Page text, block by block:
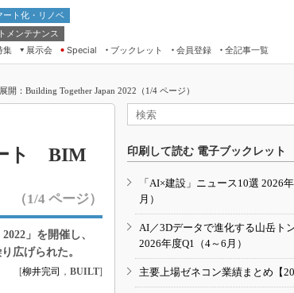
ート化・リノベ
メンテナンス
集
展示会
Special ブックレット 会員登録 全記事一覧
：Building Together Japan 2022（1/4 ページ）
ート BIM
（1/4 ページ）
」を開催し、
広げられた。
[柳井完司 ， BUILT]
印刷して読む 電子ブックレット
「AI×建設」ニュース10選 2026
月）
AI／3Dデータで進化する山岳ト
2026年度Q1（4～6月）
主要上場ゼネコン業績まとめ【